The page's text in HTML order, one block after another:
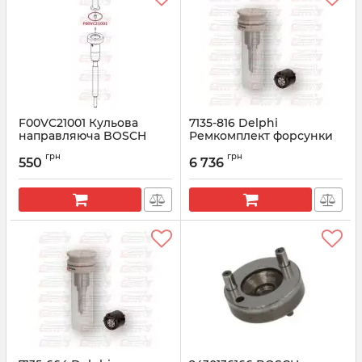
F00VC21001 Кульова
направляюча BOSCH
Артикул:
550 грн
7135-816 Delphi
Ремкомплект форсунки
VAG 1.6 TDI
Артикул: 7135-816
6 736 грн